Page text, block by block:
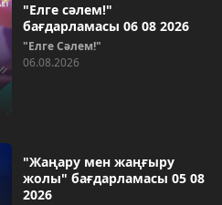
"Елге сәлем!"
бағдарламасы 06 08 2026
"Елге Сәлем!"
06.08.2026
"Жаңару мен жаңғыру
жолы" бағдарламасы 05 08
2026